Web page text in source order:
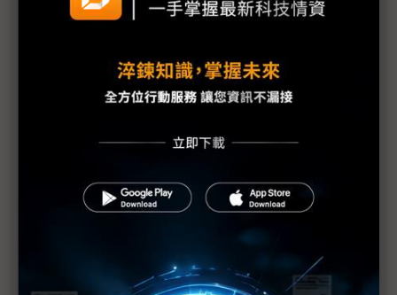
貿易戰迫廠商調整供應鏈 惟仍難割捨大陸市場
SCREEN大陸設備廠完工 憂貿易戰波及